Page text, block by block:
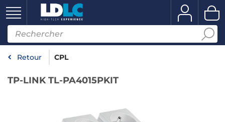
Retour CPL
TP-LINK TL-PA4015PKIT